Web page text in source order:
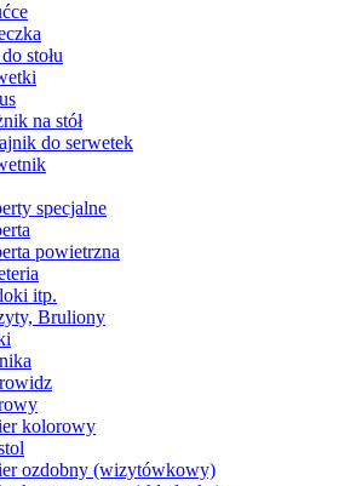
stołu
na stół
do serwetek
specjalne
powietrzna
itp.
Bruliony
kolorowy
ozdobny (wizytówkowy)